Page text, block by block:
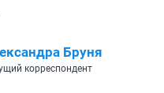
Бруня
корреспондент